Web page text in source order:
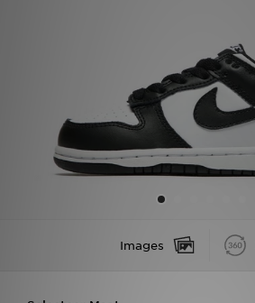
Images